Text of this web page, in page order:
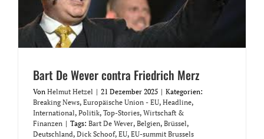
Bart De Wever contra Friedrich Merz
Von Helmut Hetzel | 21 Dezember 2025 | Kategorien:
Breaking News, Europäische Union - EU, Headline,
International, Politik, Top-Stories, Wirtschaft &
Finanzen | Tags: Bart De Wever, Belgien, Brüssel,
Deutschland, Dick Schoof, EU, EU-summit Brussels